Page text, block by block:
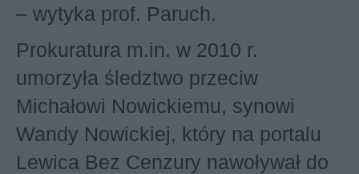
– wytyka prof. Paruch.
Prokuratura m.in. w 2010 r.
umorzyła śledztwo przeciw
Michałowi Nowickiemu, synowi
Wandy Nowickiej, który na portalu
Lewica Bez Cenzury nawoływał do